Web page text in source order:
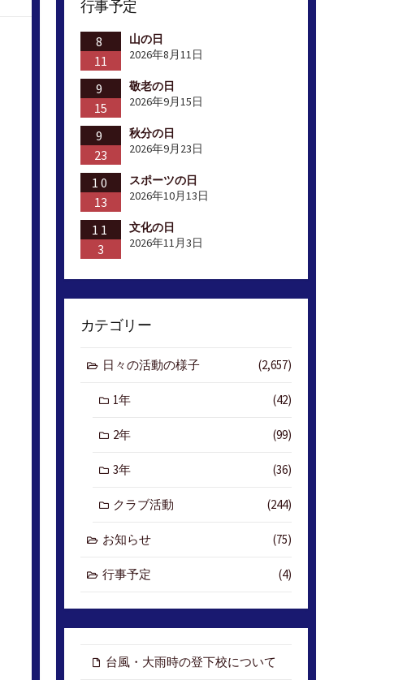
行事予定
8
11
山の日
2026年8月11日
9
15
敬老の日
2026年9月15日
9
23
秋分の日
2026年9月23日
10
13
スポーツの日
2026年10月13日
11
3
文化の日
2026年11月3日
カテゴリー
日々の活動の様子 (2,657)
1年 (42)
2年 (99)
3年 (36)
クラブ活動 (244)
お知らせ (75)
行事予定 (4)
台風・大雨時の登下校について